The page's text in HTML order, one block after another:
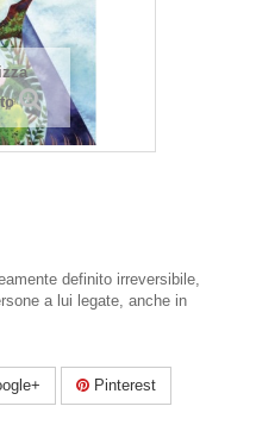
definito irreversibile,
a lui legate, anche in
Pinterest